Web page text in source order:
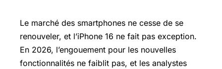
Le marché des smartphones ne cesse de se
renouveler, et l’iPhone 16 ne fait pas exception.
En 2026, l’engouement pour les nouvelles
fonctionnalités ne faiblit pas, et les analystes